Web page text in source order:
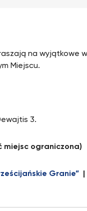
na wyjątkowe
Miejscu.
3.
miejsc ograniczona)
Granie”